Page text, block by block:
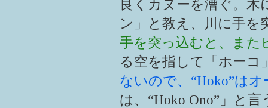
良くカヌーを漕ぐ。
ン」と教え、川に手を
手を突っ込むと、また
る空を指して「ホーコ
ないので、“Hoko”はオ
は、“Hoko Ono”」と